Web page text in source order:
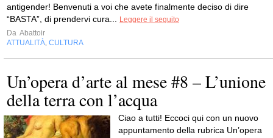
antigender! Benvenuti a voi che avete finalmente deciso di dire
“BASTA”, di prendervi cura...
Leggere il seguito
Da Abattoir
ATTUALITÀ CULTURA
Un’opera d’arte al mese #8 – L’unione
della terra con l’acqua
Ciao a tutti! Eccoci qui con un nuovo
appuntamento della rubrica Un’opera